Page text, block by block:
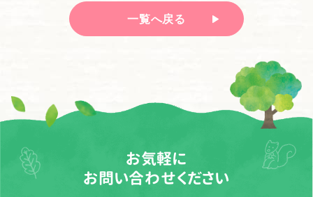
一覧へ戻る
お気軽に
お問い合わせください